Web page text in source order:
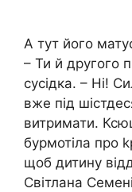
А тут його
– Ти й другого
сусідка. – Ні!
вже під
витримати.
бурмотіла про
щоб дитину
Світлана